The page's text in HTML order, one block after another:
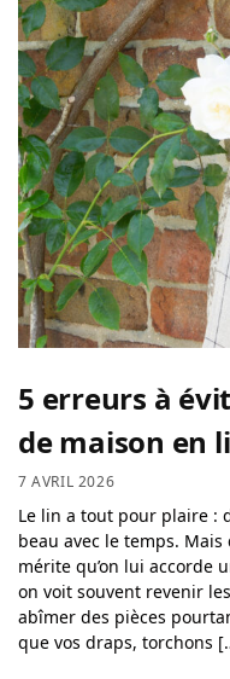
5 erreurs à
de maison en
7 AVRIL 2026
Le lin a tout pour plaire :
beau avec le temps.
mérite qu’on lui accorde
on voit souvent revenir
abîmer des pièces
que vos draps, torchons